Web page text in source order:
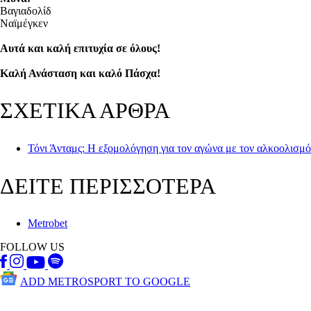
Βαγιαδολίδ
Ναϊμέγκεν
Αυτά και καλή επιτυχία σε όλους!
Καλή Ανάσταση και καλό Πάσχα!
ΣΧΕΤΙΚΑ ΑΡΘΡΑ
Τόνι Άνταμς: Η εξομολόγηση για τον αγώνα με τον
ΔΕΙΤΕ ΠΕΡΙΣΣΟΤΕΡΑ
Metrobet
FOLLOW US
ADD METROSPORT TO GOOGLE